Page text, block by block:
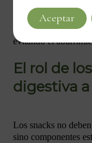
responde de
sensibilidades, sino
sensorial del animal,
evitando el
El rol de los
digestiva
Los snacks no
sino componentes
Aceptar